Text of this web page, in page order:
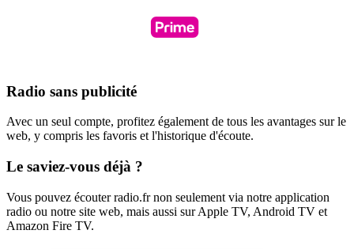
Radio sans publicité
Avec un seul compte, profitez également de tous les avantages sur le
web, y compris les favoris et l'historique d'écoute.
Le saviez-vous déjà ?
Vous pouvez écouter radio.fr non seulement via notre application
radio ou notre site web, mais aussi sur Apple TV, Android TV et
Amazon Fire TV.